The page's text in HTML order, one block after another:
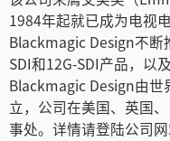
1984年起就已成为电视
Blackmagic Design不断
SDI和12G-SDI产品，以
Blackmagic Design由世
立，公司在美国、英国
事处。详情请登陆公司